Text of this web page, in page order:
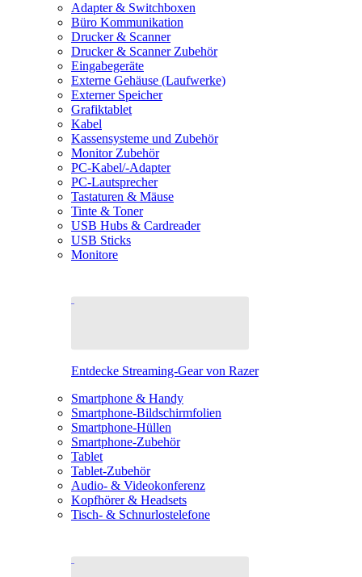
Adapter & Switchboxen
Büro Kommunikation
Drucker & Scanner
Drucker & Scanner Zubehör
Eingabegeräte
Externe Gehäuse (Laufwerke)
Externer Speicher
Grafiktablet
Kabel
Kassensysteme und Zubehör
Monitor Zubehör
PC-Kabel/-Adapter
PC-Lautsprecher
Tastaturen & Mäuse
Tinte & Toner
USB Hubs & Cardreader
USB Sticks
Monitore
Entdecke Streaming-Gear von Razer
Smartphone & Handy
Smartphone-Bildschirmfolien
Smartphone-Hüllen
Smartphone-Zubehör
Tablet
Tablet-Zubehör
Audio- & Videokonferenz
Kopfhörer & Headsets
Tisch- & Schnurlostelefone